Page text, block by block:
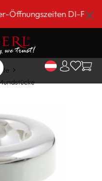
DI-FR 9